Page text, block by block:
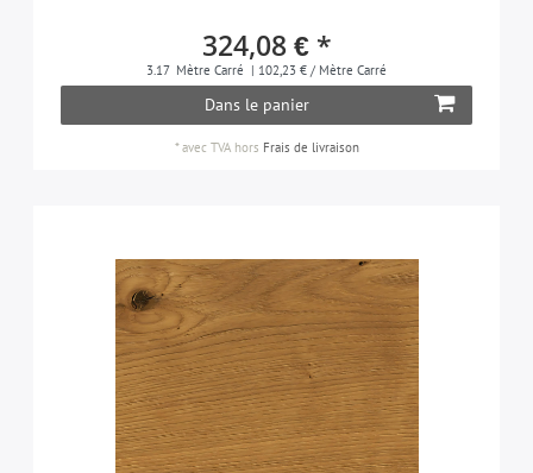
324,08 € *
3.17 Mètre Carré | 102,23 € / Mètre Carré
Dans le panier
*avec TVAhors Frais de livraison